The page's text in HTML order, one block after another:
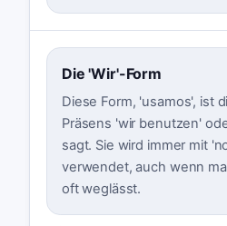
Die 'Wir'-Form
Diese Form, 'usamos', ist
Präsens 'wir benutzen'
sagt. Sie wird immer mit
verwendet, auch wenn
oft weglässt.